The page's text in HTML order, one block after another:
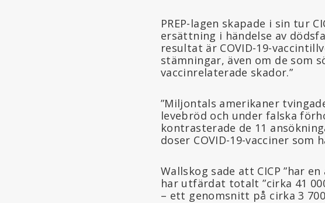
PREP-lagen skapade i sin tur
ersättning i händelse av
resultat är COVID-19-
stämningar, även om de som
vaccinrelaterade skador.”
”Miljontals amerikaner
levebröd och under falska
kontrasterade de 11
doser COVID-19-vacciner som
Wallskog sade att CICP ”har
har utfärdat totalt ”cirka 41
– ett genomsnitt på cirka 3